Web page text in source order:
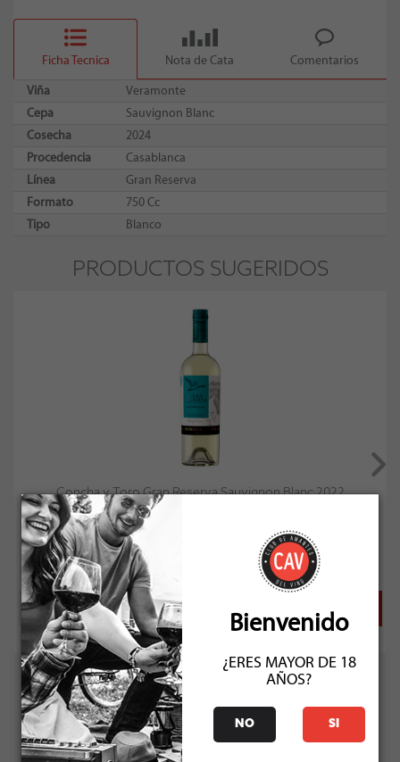
Ficha Tecnica Nota de Cata Comentarios
Viña
Veramonte
Cepa
Sauvignon Blanc
Cosecha
2024
Procedencia
Casablanca
Línea
Gran Reserva
Formato
750 Cc
Tipo
Blanco
PRODUCTOS SUGERIDOS
Concha y Toro Gran Reserva Sauvignon Blanc 2022
Bienvenido
¿ERES MAYOR DE 18
AÑOS?
NO SI